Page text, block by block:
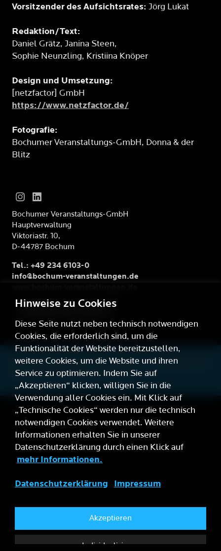
Vorsitzender des Aufsichtsrates: Jörg Lukat
Redaktion/Text:
Daniel Grätz, Janina Steen,
Sophie Neunzling, Kristiina Knöper
Design und Umsetzung:
[netzfactor] GmbH
https://www.netzfactor.de/
Fotografie:
Bochumer Veranstaltungs-GmbH, Donna & der
Blitz
Bochumer Veranstaltungs-GmbH
Hauptverwaltung
Viktoriastr. 10,
D-44787 Bochum
Tel.: +49 234 6103-0
info@bochum-veranstaltungen.de
BarrierefreiheitserklärungTeamDatenschutzImpressum
HausordnungCookies zurücksetzen
Hinweise zu Cookies
Diese Seite nutzt neben technisch notwendigen
Cookies, die erforderlich sind, um die
Funktionalität der Website bereitzustellen,
weitere Cookies, um die Website und ihren
Service zu optimieren. Indem Sie auf
„Akzeptieren“ klicken, willigen Sie in die
Verwendung aller Cookies ein. Mit Klick auf
„Technische Cookies“ werden nur die technisch
notwendigen Cookies verwendet. Weitere
Informationen erhalten Sie in unserer
Datenschutzerklärung durch einen Klick auf
mehr Informationen.
Datenschutzerklärung Impressum
Akzeptieren
Individualisieren